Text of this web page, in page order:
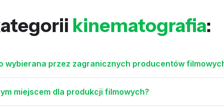
kinematografia:
wybierana przez zagranicznych producentów
miejscem dla produkcji filmowych?